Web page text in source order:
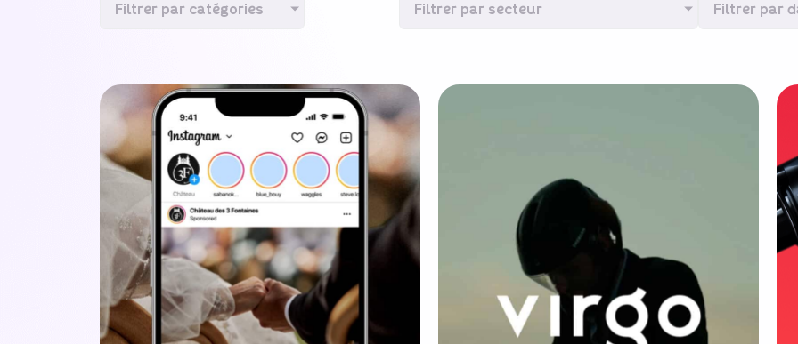
Filtrer par catégories Filtrer par secteur Filtrer par